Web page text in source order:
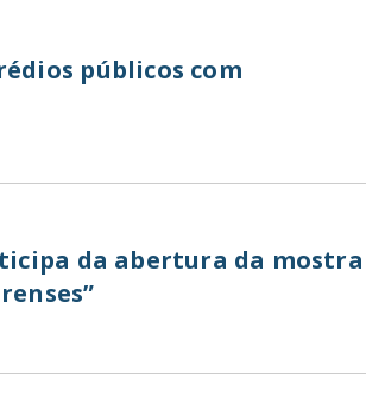
públicos com
da abertura da mostra